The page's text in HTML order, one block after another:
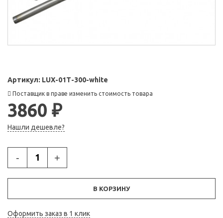
Артикул: LUX-01Т-300-white
Поставщик в праве изменить стоимость товара
3860 ₽
Нашли дешевле?
- +
В КОРЗИНУ
Оформить заказ в 1 клик